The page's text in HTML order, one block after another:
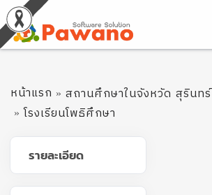
หน้าแรก
สถานศึกษาในจังหวัด สุรินทร์
โรงเรียนโพธิศึกษา
รายละเอียด